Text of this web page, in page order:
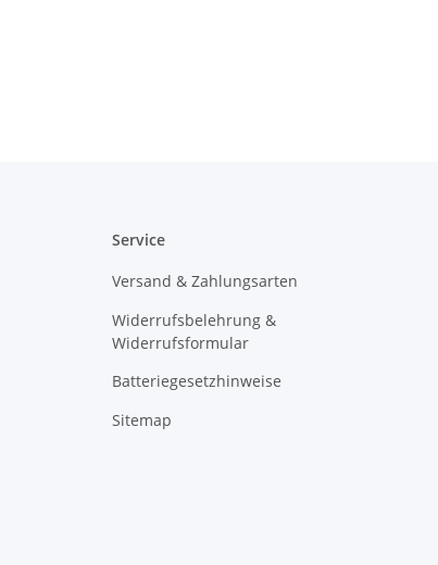
Service
Versand & Zahlungsarten
Widerrufsbelehrung &
Widerrufsformular
Batteriegesetzhinweise
Sitemap